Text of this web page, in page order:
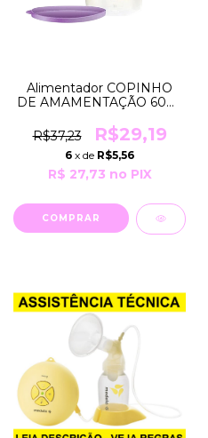
Alimentador COPINHO
DE AMAMENTAÇÃO 60ml
Ofertar Leite ao Bebê
USO Hospitalar e
Doméstico Alleite
R$37,23 R$29,19
6 x de R$5,56
R$ 27,73 no PIX